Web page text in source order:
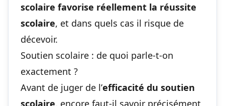
scolaire favorise réellement la réussite
scolaire, et dans quels cas il risque de
décevoir.
Soutien scolaire : de quoi parle-t-on
exactement ?
Avant de juger de l’efficacité du soutien
scolaire, encore faut-il savoir précisément